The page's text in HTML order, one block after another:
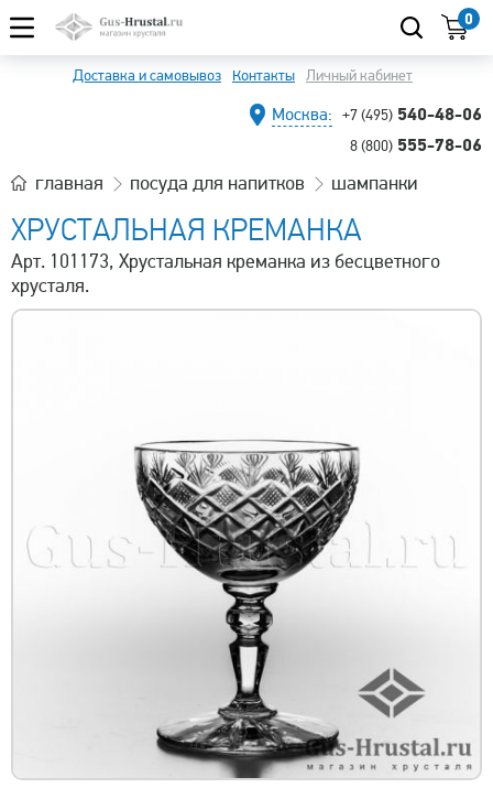
0
Доставка и самовывоз Контакты Личный кабинет
Москва: +7 (495) 540-48-06
8 (800) 555-78-06
главная посуда для напитков шампанки
ХРУСТАЛЬНАЯ КРЕМАНКА
Арт. 101173, Хрустальная креманка из бесцветного
хрусталя.